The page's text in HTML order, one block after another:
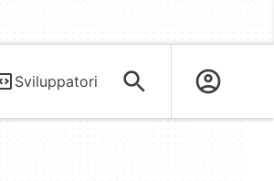
Sviluppatori